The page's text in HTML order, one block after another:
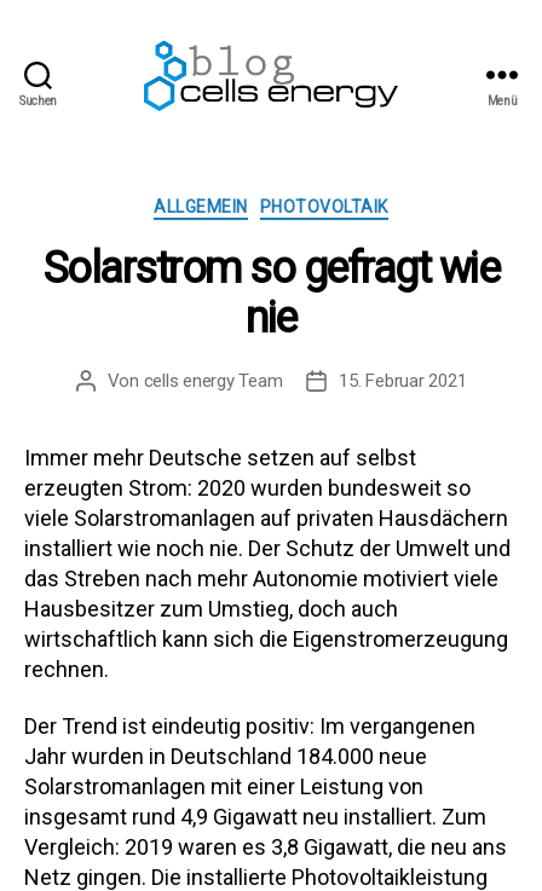
Suchen Menü
Kategorien
ALLGEMEIN PHOTOVOLTAIK
Solarstrom so gefragt wie
nie
Beitragsautor
Von cells energy Team Beitragsdatum
15. Februar 2021
Immer mehr Deutsche setzen auf selbst
erzeugten Strom: 2020 wurden bundesweit so
viele Solarstromanlagen auf privaten Hausdächern
installiert wie noch nie. Der Schutz der Umwelt und
das Streben nach mehr Autonomie motiviert viele
Hausbesitzer zum Umstieg, doch auch
wirtschaftlich kann sich die Eigenstromerzeugung
rechnen.
Der Trend ist eindeutig positiv: Im vergangenen
Jahr wurden in Deutschland 184.000 neue
Solarstromanlagen mit einer Leistung von
insgesamt rund 4,9 Gigawatt neu installiert. Zum
Vergleich: 2019 waren es 3,8 Gigawatt, die neu ans
Netz gingen. Die installierte Photovoltaikleistung